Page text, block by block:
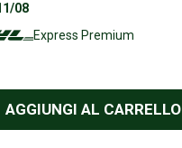
08
Express Premium
AGGIUNGI AL CARRELLO